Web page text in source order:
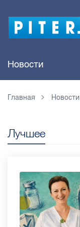
Новости
Главная Новости
Лучшее